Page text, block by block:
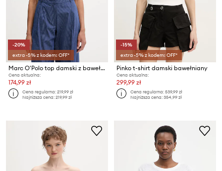
-20%
extra -5% z kodem: OFF*
Marc O'Polo top damski z bawełną
Cena aktualna:
174,99 zł
Cena regularna:219,99 zł
Najniższa cena:219,99 zł
-15%
extra -5% z kodem: OFF*
Pinko t-shirt damski bawełniany
Cena aktualna:
299,99 zł
Cena regularna:539,99 zł
Najniższa cena:354,99 zł